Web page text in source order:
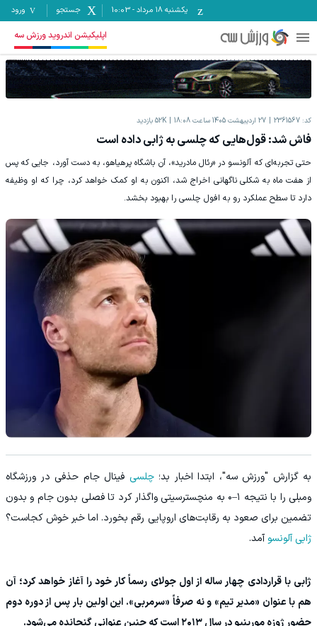
یکشنبه ۱۸ مرداد -
10:03 جستجو ورود
اپلیکیشن اندروید ورزش سه
کد: 2361567 27 اردیبهشت 1405 ساعت 18:08 52K بازدید
فاش شد: قول‌هایی که چلسی به ژابی داده است
حتی تجربه‌ای که آلونسو در «رئال مادرید»، آن باشگاه پرهیاهو، به دست آورد، جایی که پس
از هفت ماه به شکلی ناگهانی اخراج شد، اکنون به او کمک خواهد کرد، چرا که او وظیفه
دارد تا سطح عملکرد رو به افول چلسی را بهبود بخشد.
به گزارش "ورزش سه"، ابتدا اخبار بد؛چلسی فینال جام حذفی در ورزشگاه
ومبلی را با نتیجه ۱–۰ به منچسترسیتی واگذار کرد تا فصلی بدون جام و بدون
تضمین برای صعود به رقابت‌های اروپایی رقم بخورد. اما خبر خوش کجاست؟
ژابی آلونسوآمد.
ژابی با قراردادی چهار ساله از اول جولای رسماً کار خود را آغاز خواهد کرد؛ آن
هم با عنوان «مدیر تیم» و نه صرفاً «سرمربی». این اولین بار پس از دوره دوم
حضور ژوزه مورینیو در سال ۲۰۱۳ است که چنین عنوانی گنجانده می‌شود.